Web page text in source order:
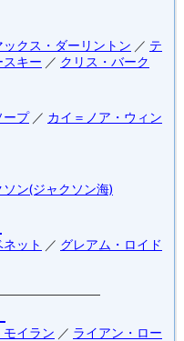
ックス・ダーリントン ／ テ
スキー ／ クリス・バーク
ープ／ カイ＝ノア・ウィン
ン(ジャクソン海)
ット ／ グレアム・ロイド
モイラン ／ ライアン・ロー